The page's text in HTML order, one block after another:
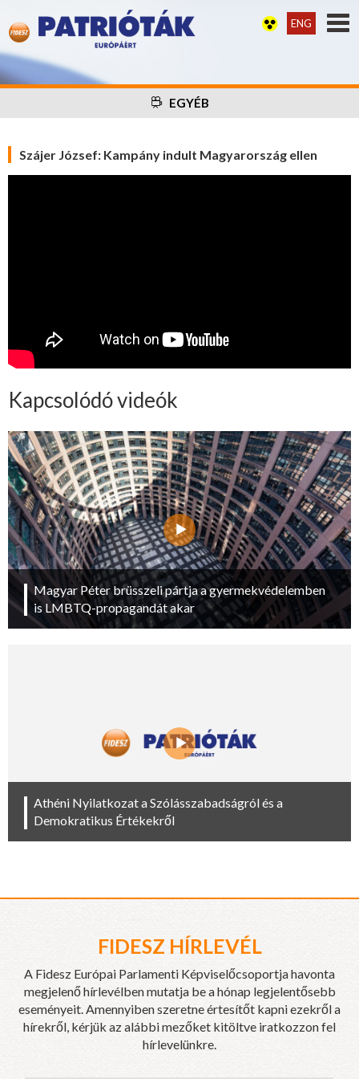
ENG
EGYÉB
Szájer József: Kampány indult Magyarország ellen
Kapcsolódó videók
Magyar Péter brüsszeli pártja a gyermekvédelemben
is LMBTQ-propagandát akar
Athéni Nyilatkozat a Szólásszabadságról és a
Demokratikus Értékekről
FIDESZ HÍRLEVÉL
A Fidesz Európai Parlamenti Képviselőcsoportja havonta
megjelenő hírlevélben mutatja be a hónap legjelentősebb
eseményeit. Amennyiben szeretne értesítőt kapni ezekről a
hírekről, kérjük az alábbi mezőket kitöltve iratkozzon fel
hírlevelünkre.